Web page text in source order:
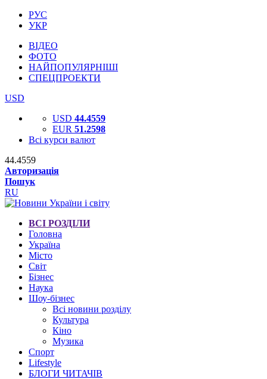
РУС
УКР
ВІДЕО
ФОТО
НАЙПОПУЛЯРНІШІ
СПЕЦПРОЕКТИ
USD
USD 44.4559
EUR 51.2598
Всі курси валют
44.4559
Авторизація
Пошук
RU
ВСІ РОЗДІЛИ
Головна
Україна
Місто
Світ
Бізнес
Наука
Шоу-бізнес
Всі новини розділу
Культура
Кіно
Музика
Спорт
Lifestyle
БЛОГИ ЧИТАЧІВ